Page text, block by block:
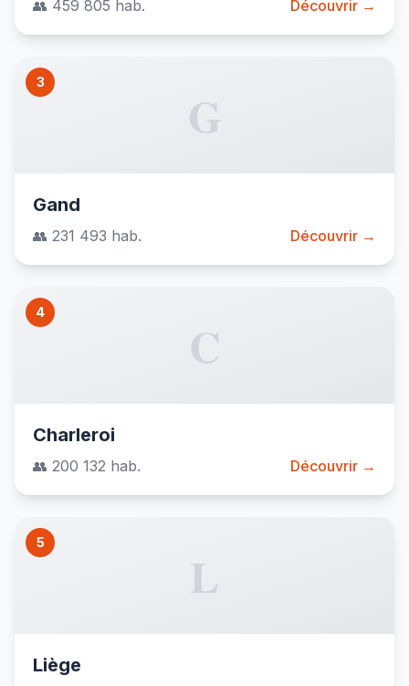
👥 459 805 hab. Découvrir →
3
G
Gand
👥 231 493 hab. Découvrir →
4
C
Charleroi
👥 200 132 hab. Découvrir →
5
L
Liège